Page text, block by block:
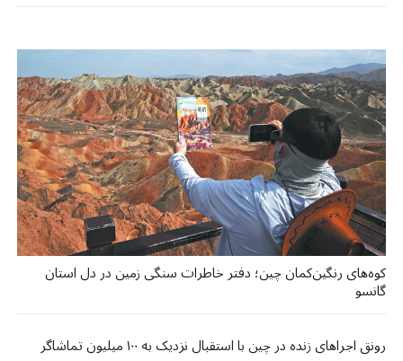
کوه‌های رنگین‌کمان چین؛ دفتر خاطرات سنگی زمین در دل استان
گانسو
رونق اجراهای زنده در چین با استقبال نزدیک به ۱۰۰ میلیون تماشاگر